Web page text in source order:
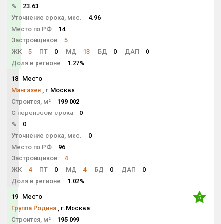
%
23.63
Уточнение срока, мес.
4.96
Место по РФ
14
Застройщиков
5
ЖК
5 ПТ 0 МД 13 БД 0 ДАП
0
Доля в регионе
1.27%
18 Место
Мангазея , г.Москва
Строится, м²
199 002
С переносом срока
0
%
0
Уточнение срока, мес.
0
Место по РФ
96
Застройщиков
4
ЖК
4 ПТ 0 МД 4 БД 0 ДАП
0
Доля в регионе
1.02%
19 Место
Группа Родина , г.Москва
Строится, м²
195 099
5